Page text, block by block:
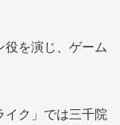
役を演じ、ゲーム
イク」では三千院